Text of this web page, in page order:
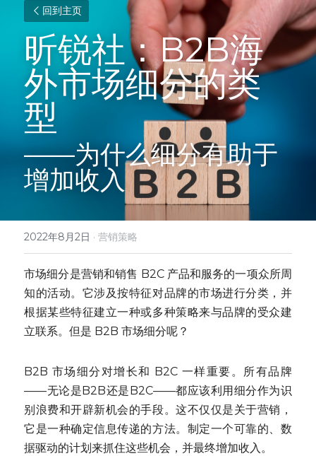
回到主页
昕锐社：B2B海
外市场细分的类
型
——为什么细分有助于
增加收入
2022年8月2日 · 营销策略
市场细分是营销和销售 B2C 产品和服务的一项众所周
知的活动。它涉及按特征对品牌的市场进行分类，并
根据某些特征建立一种或多种策略来与品牌的受众建
立联系。但是 B2B 市场细分呢？
B2B 市场细分对增长和 B2C 一样重要。所有品牌
——无论是B2B还是B2C——都应该利用细分作为识
别浪费和开辟新机会的手段。这不仅仅是关于营销，
它是一种确定信息传递的方法。制定一个可靠的、数
据驱动的计划来抓住这些机会，并最终增加收入。